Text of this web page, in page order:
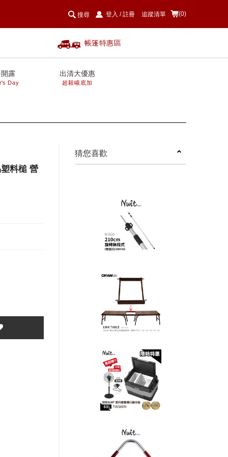
(0)
登入 / 註冊 追蹤清單
帳篷特惠區
搜尋
露
Day
出清大優惠
超殺巄底加
料槌 營
猜您喜歡